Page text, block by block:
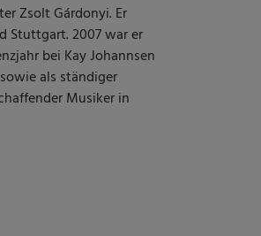
Zsolt Gárdonyi. Er
Stuttgart. 2007 war er
bei Kay Johannsen
als ständiger
Musiker in